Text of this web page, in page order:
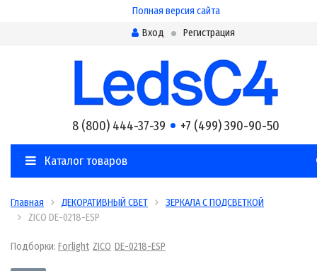
Полная версия сайта
Вход
Регистрация
8 (800) 444-37-39 +7 (499) 390-90-50
Каталог товаров
Главная ДЕКОРАТИВНЫЙ СВЕТ
ЗЕРКАЛА С ПОДСВЕТКОЙ
ZICO DE-0218-ESP
Подборки: Forlight ZICO DE-0218-ESP